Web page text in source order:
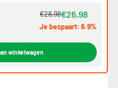
€28,98€26,98
Je bespaart: 6.9%
winkelwagen